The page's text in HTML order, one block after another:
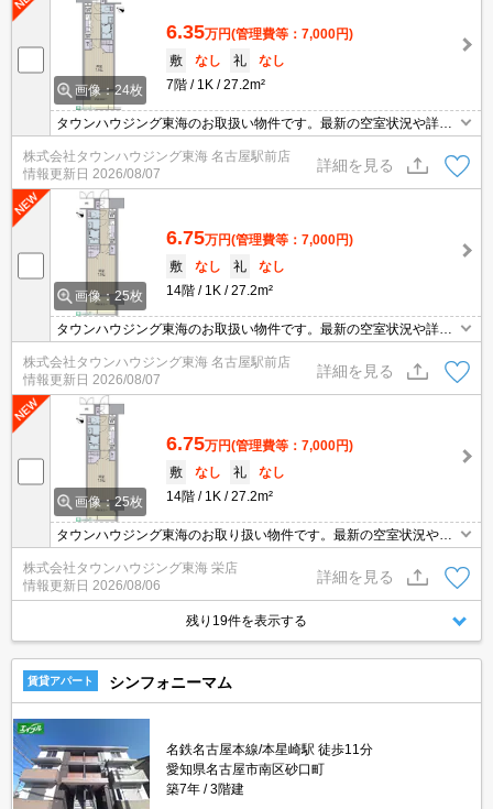
画像：24枚
6.35万円(管理費等：7,000円)
敷
なし 礼
なし
7階
1K 27.2m²
タウンハウジング東海のお取扱い物件です。最新の空室状況や詳細
株式会社タウンハウジング東海 名古屋駅前店
情報更新日 2026/08/07
詳細を見る
画像：25枚
6.75万円(管理費等：7,000円)
敷
なし 礼
なし
14階
1K 27.2m²
タウンハウジング東海のお取扱い物件です。最新の空室状況や詳細
株式会社タウンハウジング東海 名古屋駅前店
情報更新日 2026/08/07
詳細を見る
画像：25枚
6.75万円(管理費等：7,000円)
敷
なし 礼
なし
14階
1K 27.2m²
タウンハウジング東海のお取り扱い物件です。最新の空室状況やの
株式会社タウンハウジング東海 栄店
情報更新日 2026/08/06
詳細を見る
残り19件を表示する
賃貸アパート シンフォニーマム
名鉄名古屋本線/本星崎駅 徒歩11分
愛知県名古屋市南区砂口町
築7年
3階建